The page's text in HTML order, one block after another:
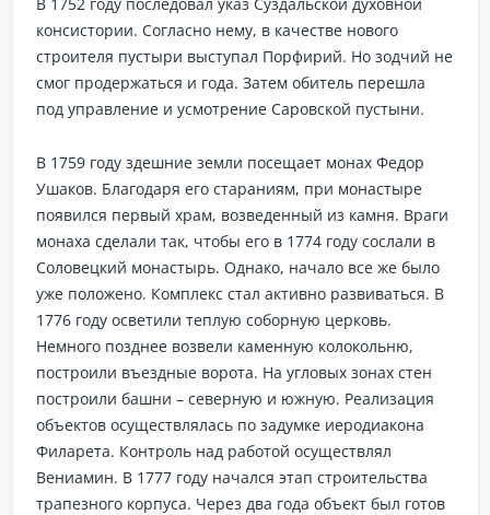
консистории. Согласно нему, в качестве нового
строителя пустыри выступал Порфирий. Но зодчий не
смог продержаться и года. Затем обитель перешла
под управление и усмотрение Саровской пустыни.
В 1759 году здешние земли посещает монах Федор
Ушаков. Благодаря его стараниям, при монастыре
появился первый храм, возведенный из камня. Враги
монаха сделали так, чтобы его в 1774 году сослали в
Соловецкий монастырь. Однако, начало все же было
уже положено. Комплекс стал активно развиваться. В
1776 году осветили теплую соборную церковь.
Немного позднее возвели каменную колокольню,
построили въездные ворота. На угловых зонах стен
построили башни – северную и южную. Реализация
объектов осуществлялась по задумке иеродиакона
Филарета. Контроль над работой осуществлял
Вениамин. В 1777 году начался этап строительства
трапезного корпуса. Через два года объект был готов